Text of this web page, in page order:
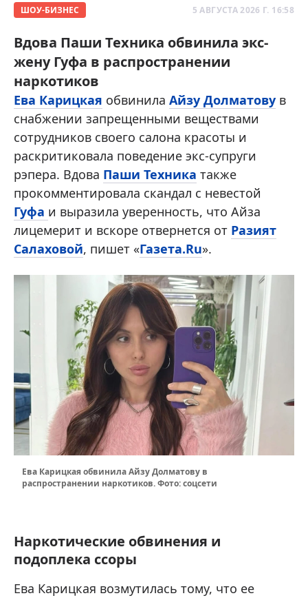
ШОУ-БИЗНЕС 5 АВГУСТА 2026 Г. 16:58
Вдова Паши Техника обвинила экс-
жену Гуфа в распространении
наркотиков
Ева Карицкая обвинила Айзу Долматову в
снабжении запрещенными веществами
сотрудников своего салона красоты и
раскритиковала поведение экс-супруги
рэпера. Вдова Паши Техника также
прокомментировала скандал с невестой
Гуфа и выразила уверенность, что Айза
лицемерит и вскоре отвернется от Разият
Салаховой, пишет «Газета.Ru».
Ева Карицкая обвинила Айзу Долматову в
распространении наркотиков. Фото: соцсети
Наркотические обвинения и
подоплека ссоры
Ева Карицкая возмутилась тому, что ее